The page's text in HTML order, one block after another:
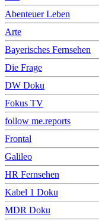
Abenteuer Leben
Arte
Bayerisches Fernsehen
Die Frage
DW Doku
Fokus TV
follow me.reports
Frontal
Galileo
HR Fernsehen
Kabel 1 Doku
MDR Doku